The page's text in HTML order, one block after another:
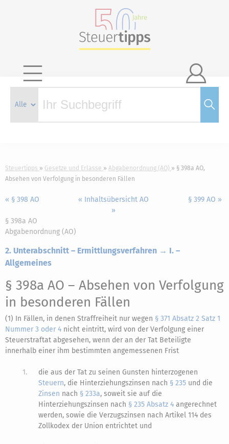

Steuertipps Gesetze und Erlasse Abgabenordnung (AO)
§ 398a AO,
Absehen von Verfolgung in besonderen Fällen
« § 398 AO
« Inhaltsübersicht AO
»
§ 399 AO »
§ 398a AO
Abgabenordnung (AO)
2. Unterabschnitt – Ermittlungsverfahren → I. –
Allgemeines
§ 398a AO – Absehen von Verfolgung
in besonderen Fällen
(1) In Fällen, in denen Straffreiheit nur wegen § 371 Absatz 2 Satz 1
Nummer 3 oder 4 nicht eintritt, wird von der Verfolgung einer
Steuerstraftat abgesehen, wenn der an der Tat Beteiligte
innerhalb einer ihm bestimmten angemessenen Frist
1.
die aus der Tat zu seinen Gunsten hinterzogenen
Steuern, die Hinterziehungszinsen nach § 235 und die
Zinsen nach § 233a, soweit sie auf die
Hinterziehungszinsen nach § 235 Absatz 4 angerechnet
werden, sowie die Verzugszinsen nach Artikel 114 des
Zollkodex der Union entrichtet und